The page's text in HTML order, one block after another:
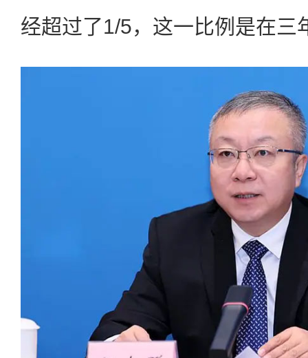
经超过了1/5，这一比例是在三